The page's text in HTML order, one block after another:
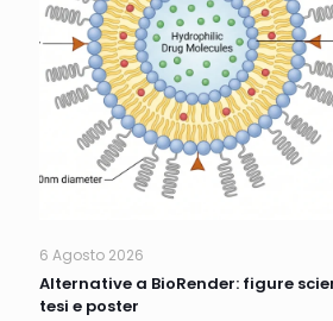
6 Agosto 2026
Alternative a BioRender: figure
tesi e poster